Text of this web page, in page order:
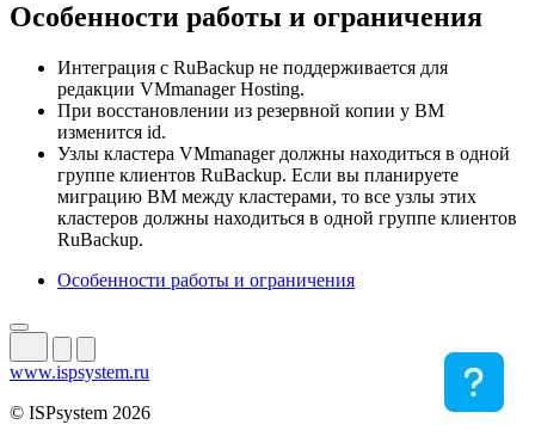
Особенности работы и ограничения
Интеграция с RuBackup не поддерживается для
редакции VMmanager Hosting.
При восстановлении из резервной копии у ВМ
изменится id.
Узлы кластера VMmanager должны находиться в одной
группе клиентов RuBackup. Если вы планируете
миграцию ВМ между кластерами, то все узлы этих
кластеров должны находиться в одной группе клиентов
RuBackup.
Особенности работы и ограничения
www.ispsystem.ru
© ISPsystem 2026